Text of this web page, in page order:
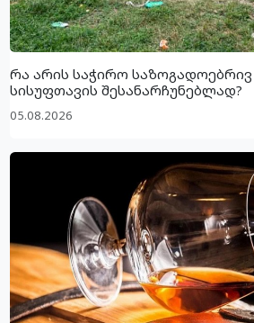
რა არის საჭირო
სისუფთავის შესანარჩუნებლად?
05.08.2026